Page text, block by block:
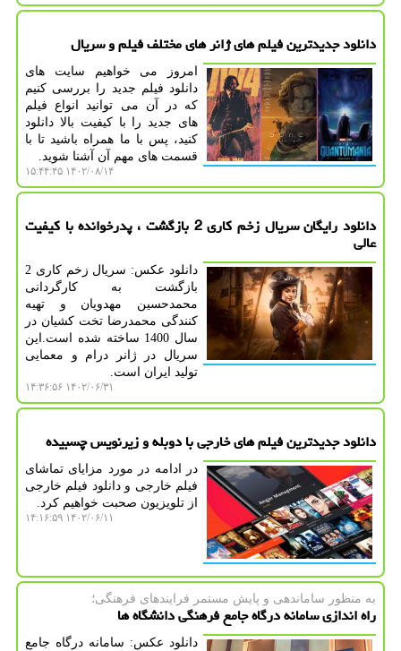
دانلود جدیدترین فیلم های ژانر های مختلف فیلم و سریال
امروز می خواهیم سایت های
دانلود فیلم جدید را بررسی کنیم
که در آن می توانید انواع فیلم
های جدید را با کیفیت بالا دانلود
کنید، پس با ما همراه باشید تا با
قسمت های مهم آن آشنا شوید.
۱۴۰۲/۰۸/۱۴ ۱۵:۴۴:۴۵
دانلود رایگان سریال زخم کاری 2 بازگشت ، پدرخوانده با کیفیت
عالی
دانلود عکس: سریال زخم کاری 2
بازگشت به کارگردانی
محمدحسین مهدویان و تهیه
کنندگی محمدرضا تخت کشیان در
سال 1400 ساخته شده است.این
سریال در ژانر درام و معمایی
تولید ایران است.
۱۴۰۲/۰۶/۳۱ ۱۴:۳۶:۵۶
دانلود جدیدترین فیلم های خارجی با دوبله و زیرنویس چسبیده
در ادامه در مورد مزایای تماشای
فیلم خارجی و دانلود فیلم خارجی
از تلویزیون صحبت خواهیم کرد.
۱۴۰۲/۰۶/۱۱ ۱۴:۱۶:۵۹
به منظور ساماندهی و پایش مستمر فرایندهای فرهنگی؛
راه اندازی سامانه درگاه جامع فرهنگی دانشگاه ها
دانلود عکس: سامانه درگاه جامع